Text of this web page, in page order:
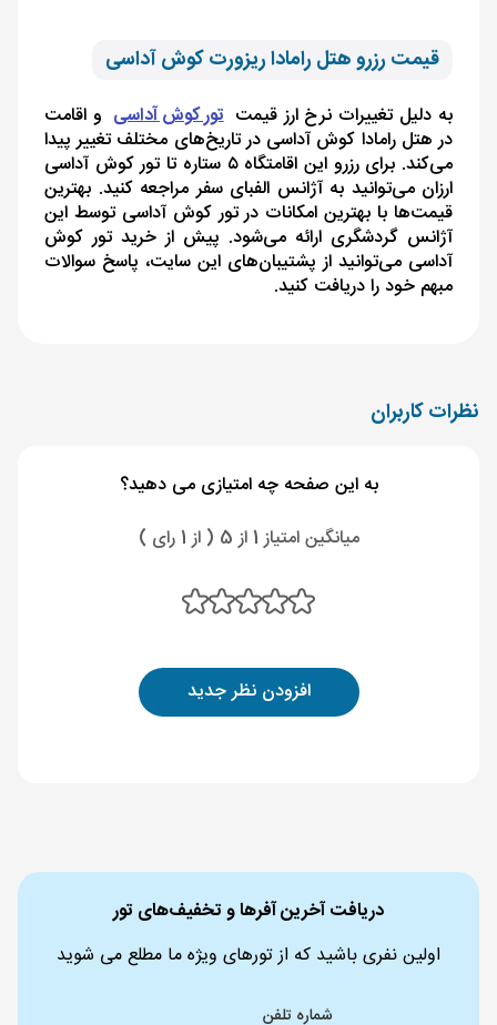
قیمت رزرو هتل رامادا ریزورت کوش آداسی
به‌ دلیل تغییرات نرخ ارز قیمت تور کوش آداسی و اقامت
در هتل رامادا کوش آداسی در تاریخ‌های مختلف تغییر پیدا
می‌کند. برای رزرو این اقامتگاه ۵ ستاره تا تور کوش آداسی
ارزان می‌توانید به آژانس الفبای سفر مراجعه کنید. بهترین
قیمت‌ها با بهترین امکانات در تور کوش آداسی توسط این
آژانس گردشگری ارائه می‌شود. پیش از خرید تور کوش
آداسی می‌توانید از پشتیبان‌های این سایت، پاسخ سوالات
مبهم خود را دریافت کنید.
نظرات کاربران
به این صفحه چه امتیازی می دهید؟
میانگین امتیاز 1 از 5 ( از 1 رای )
افزودن نظر جدید
دریافت آخرین آفرها و تخفیف‌های تور
اولین نفری باشید که از تورهای ویژه ما مطلع می شوید
شماره تلفن